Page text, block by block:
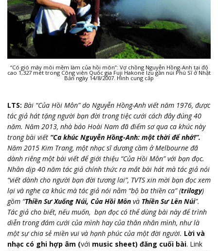
“Có gió mây môi mềm làm của hồi môn”: Vợ chồng Nguyễn Hồng-Anh tại độ
cao 1,327 mét trong Công viên Quốc gia Fuji Hakone Izu gần núi Phú Sĩ ở Nhật
Bản ngày 14/8/2007. Hình cung cấp
LTS: Bài “Của Hồi Môn” do Nguyễn Hồng-Anh viết năm 1976, được
tác giả hát tặng người bạn đời trong tiệc cưới cách đây đúng 40
năm. Năm 2013, nhà báo Hoài Nam đã điểm sơ qua ca khúc này
trong bài viết “Ca khúc Nguyễn Hồng-Anh: một thời để nhớ!”.
Năm 2015 Kim Trang, một nhạc sĩ dương cầm ở Melbourne đã
dành riêng một bài viết để giới thiệu “Của Hồi Môn” với bạn đọc.
Nhân dịp 40 năm tác giả chính thức ra mắt bài hát mà tác giả nói
“viết dành cho người bạn đời tương lai”, TVTS xin mời bạn đọc xem
lại và nghe ca khúc mà tác giả nói nằm “bộ ba thiền ca” (trilogy)
gồm “Thiền Sư Xuống Núi, Của Hồi Môn và Thiền Sư Lên Núi”.
Tác giả cho biết, nếu muốn, bạn đọc có thể dùng bài này để trình
diễn trong đám cưới của mình hay của thân nhân mình, như là
một sự chia sẻ miền vui và hạnh phúc của một đời người. Lời và
nhạc có ghi hợp âm (với music sheet) đăng cuối bài. Link